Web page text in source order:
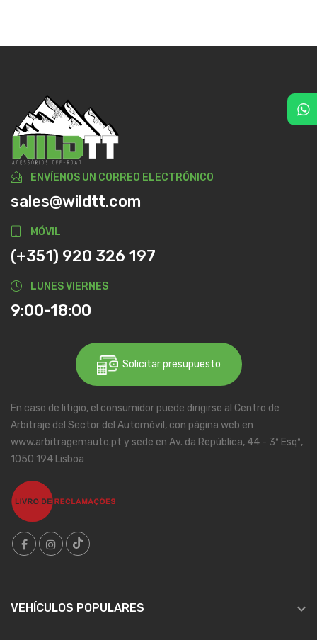
ENVÍENOS UN CORREO ELECTRÓNICO
sales@wildtt.com
MÓVIL
(+351) 920 326 197
LUNES VIERNES
9:00-18:00
Solicitar presupuesto
En caso de litigio, el consumidor puede dirigirse al Centro de
Arbitraje del Sector del Automóvil, con página web en
www.arbitragemauto.pt y sede en Av. da República, 44 - 3º Esqº,
1050 194 Lisboa
VEHÍCULOS POPULARES 